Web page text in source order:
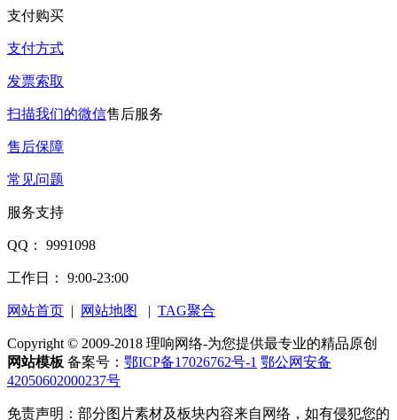
支付购买
支付方式
发票索取
扫描我们的微信售后服务
售后保障
常见问题
服务支持
QQ： 9991098
工作日： 9:00-23:00
网站首页 | 网站地图 | TAG聚合
Copyright © 2009-2018 理响网络-为您提供最专业的精品原创
网站模板 备案号： 鄂ICP备17026762号-1 鄂公网安备
42050602000237号
免责声明：部分图片素材及板块内容来自网络，如有侵犯您的